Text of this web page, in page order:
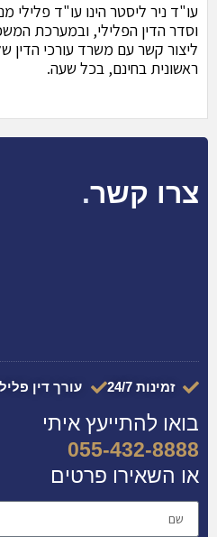
עו"ד ניר ליסטר הינו עו"ד פלילי
וסדר הדין הפלילי, ובמערכת
ליצור קשר עם משרד עורכי הדין
ראשונית בחינם, בכל שעה.
צרו קשר.
זמינות 24/7 עורך דין
בואו להתייעץ איתי
055-432-8888
או השאירו פרטים